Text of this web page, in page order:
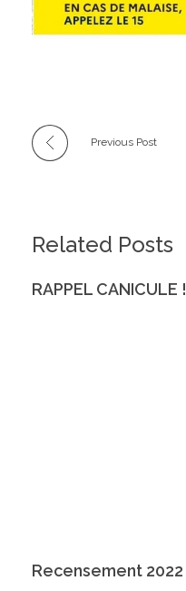
Previous Post
Related Posts
RAPPEL CANICULE !
Recensement 2022